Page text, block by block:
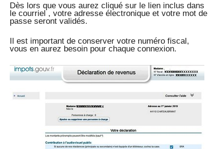
Dès lors que vous aurez cliqué sur le lien inclus dans
le courriel , votre adresse électronique et votre mot de
passe seront validés.
Il est important de conserver votre numéro fiscal,
vous en aurez besoin pour chaque connexion.